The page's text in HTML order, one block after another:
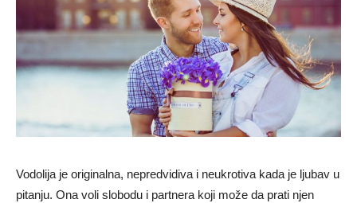
Vodolija je originalna, nepredvidiva i neukrotiva kada je ljubav u
pitanju. Ona voli slobodu i partnera koji može da prati njen